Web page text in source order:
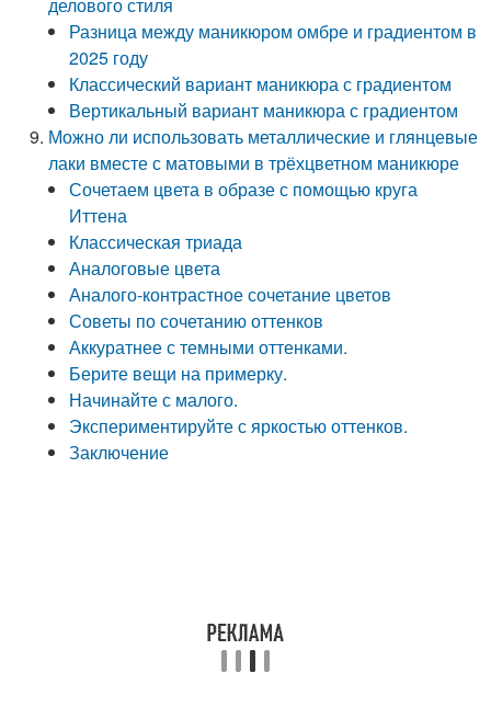
Разница между маникюром омбре и градиентом в
2025 году
Классический вариант маникюра с градиентом
Вертикальный вариант маникюра с градиентом
Можно ли использовать металлические и глянцевые
лаки вместе с матовыми в трёхцветном маникюре
Сочетаем цвета в образе с помощью круга
Иттена
Классическая триада
Аналоговые цвета
Аналого-контрастное сочетание цветов
Советы по сочетанию оттенков
Аккуратнее с темными оттенками.
Берите вещи на примерку.
Начинайте с малого.
Экспериментируйте с яркостью оттенков.
Заключение